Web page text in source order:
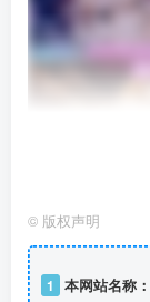
© 版权声明
1 本网站名称：